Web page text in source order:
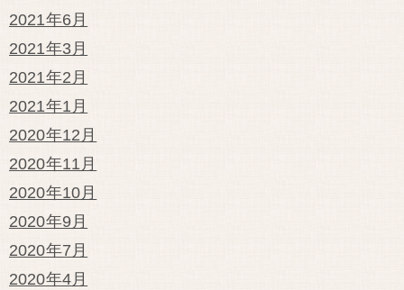
2021年6月
2021年3月
2021年2月
2021年1月
2020年12月
2020年11月
2020年10月
2020年9月
2020年7月
2020年4月